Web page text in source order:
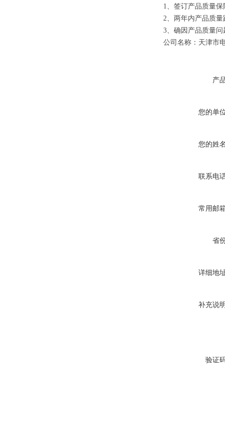
1、签订产品质量
2、两年内产品质
3、确因产品质量
公司名称：天津市
产
您的单
您的姓
联系电
常用邮
省
详细地
补充说
验证